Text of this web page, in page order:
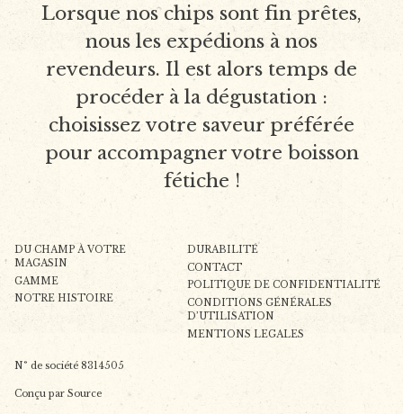
Lorsque nos chips sont fin prêtes,
nous les expédions à nos
revendeurs. Il est alors temps de
procéder à la dégustation :
choisissez votre saveur préférée
pour accompagner votre boisson
fétiche !
DU CHAMP À VOTRE
MAGASIN
GAMME
NOTRE HISTOIRE
DURABILITÉ
CONTACT
POLITIQUE DE CONFIDENTIALITÉ
CONDITIONS GÉNÉRALES
D’UTILISATION
MENTIONS LEGALES
N° de société 8314505
Conçu par Source